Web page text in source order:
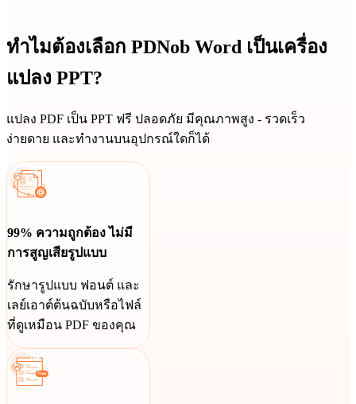
ทำไมต้องเลือก PDNob Word เป็นเครื่อง
แปลง PPT?
แปลง PDF เป็น PPT ฟรี ปลอดภัย มีคุณภาพสูง - รวดเร็ว
ง่ายดาย และทำงานบนอุปกรณ์ใดก็ได้
99% ความถูกต้อง ไม่มี
การสูญเสียรูปแบบ
รักษารูปแบบ ฟอนต์ และ
เลย์เอาต์ต้นฉบับหรือไฟล์
ที่ดูเหมือน PDF ของคุณ